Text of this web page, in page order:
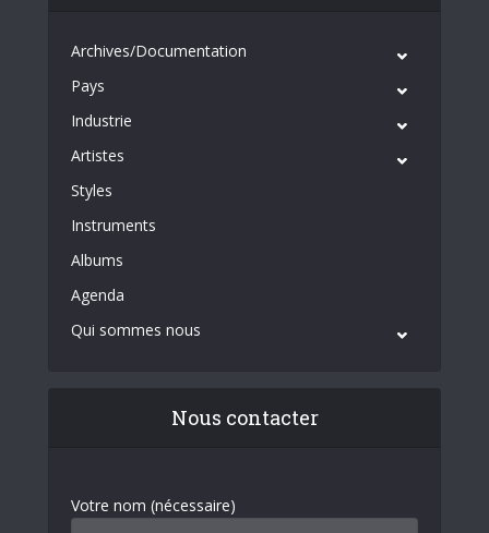
Archives/Documentation
Pays
Industrie
Artistes
Styles
Instruments
Albums
Agenda
Qui sommes nous
Nous contacter
Votre nom (nécessaire)